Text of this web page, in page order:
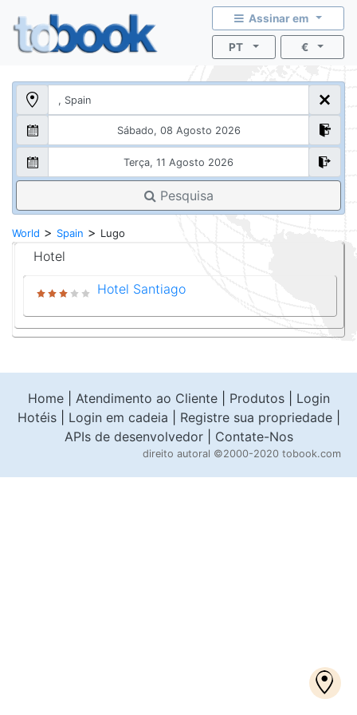
Assinar em
PT €
Pesquisa
World > Spain > Lugo
Hotel
Hotel Santiago
Home| Atendimento ao Cliente| Produtos| Login
Hotéis| Login em cadeia Registre sua propriedade|
APIs de desenvolvedor| Contate-Nos
direito autoral ©2000-2020 tobook.com